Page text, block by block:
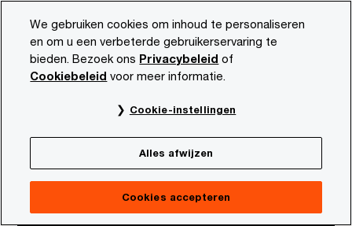
content
footer
PwC NL Actueel en publicaties Belastingnieuws
Dienstbetrekking
aanwezig ondanks
vrijheden fietskoeriers
We gebruiken cookies om inhoud te personaliseren
en om u een verbeterde gebruikerservaring te
bieden. Bezoek ons Privacybeleid of
Cookiebeleid voor meer informatie.
Cookie-instellingen
Alles afwijzen
Cookies accepteren